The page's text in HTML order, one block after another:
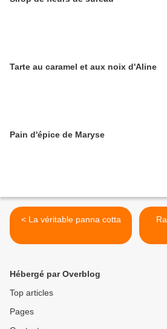
Tarte au caramel et aux noix d'Aline
Pain d'épice de Maryse
< La véritable panna cotta
Hébergé par Overblog
Top articles
Pages